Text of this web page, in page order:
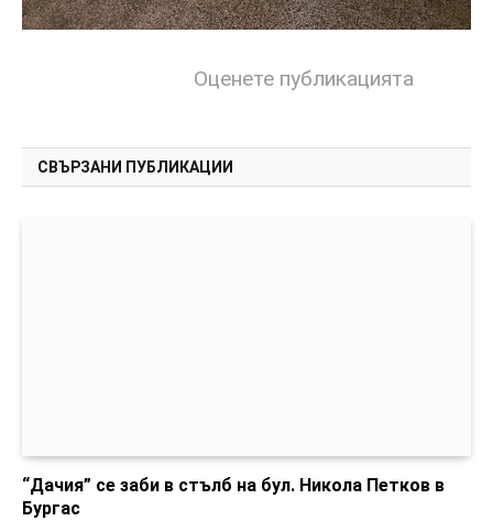
Оценете публикацията
СВЪРЗАНИ ПУБЛИКАЦИИ
“Дачия” се заби в стълб на бул. Никола Петков в
Бургас